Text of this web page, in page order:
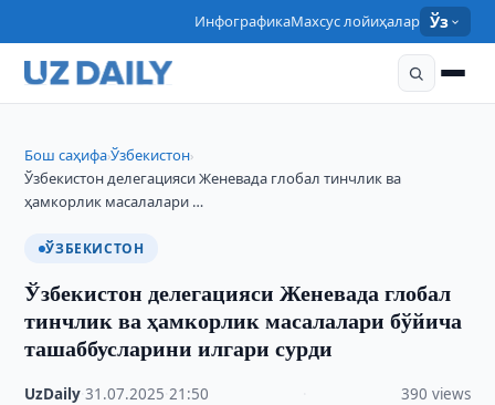
ИнфографикаМахсус лойиҳалар Ўз
Бош саҳифа›Ўзбекистон›
Ўзбекистон делегацияси Женевада глобал тинчлик ва
ҳамкорлик масалалари …
ЎЗБЕКИСТОН
Ўзбекистон делегацияси Женевада глобал
тинчлик ва ҳамкорлик масалалари бўйича
ташаббусларини илгари сурди
UzDaily ·31.07.2025 ·21:50 390 views